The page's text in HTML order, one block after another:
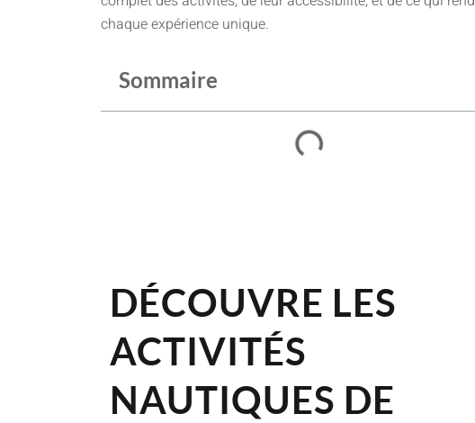
chaque expérience unique.
Sommaire
DÉCOUVRE LES
ACTIVITÉS
NAUTIQUES DE